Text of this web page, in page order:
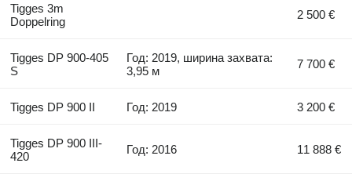
Tigges 3m
Doppelring
2 500 €
Tigges DP 900-405
S
Год: 2019, ширина захвата:
3,95 м
7 700 €
Tigges DP 900 II Год: 2019 3 200 €
Tigges DP 900 III-
420
Год: 2016 11 888 €